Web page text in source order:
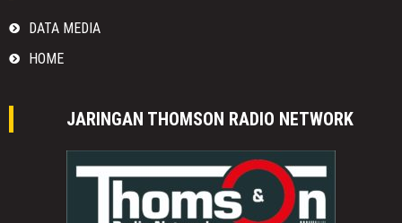
DATA MEDIA
HOME
JARINGAN THOMSON RADIO NETWORK